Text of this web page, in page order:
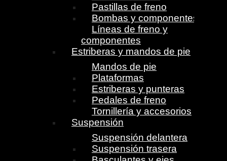
Pastillas de freno
Bombas y componentes
Líneas de freno y
componentes
Estriberas y mandos de pie
Mandos de pie
Plataformas
Estriberas y punteras
Pedales de freno
Tornillería y accesorios
Suspensión
Suspensión delantera
Suspensión trasera